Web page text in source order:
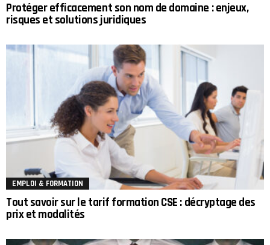
Protéger efficacement son nom de domaine : enjeux,
risques et solutions juridiques
EMPLOI & FORMATION
Tout savoir sur le tarif formation CSE : décryptage des
prix et modalités